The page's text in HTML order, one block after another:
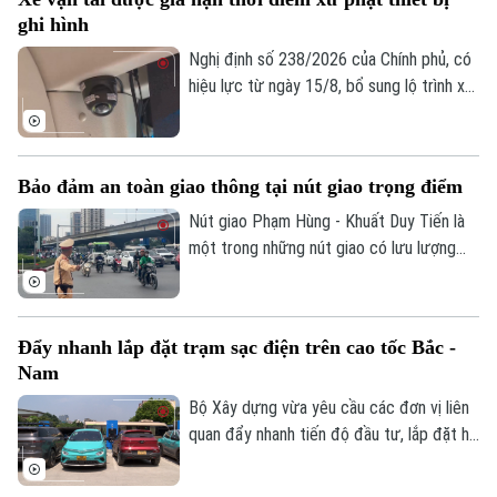
Chuyên mục
Thời sự
Hà Nội
Xã hội
Hà Nội
Nhịp sống Hà Nội
Người Hà Nội
Thế giới
Tin tức
Kinh tế
ngày hoặc 10 ngày.
ghi hình
Nghị định số 238/2026 của Chính phủ, có
hiệu lực từ ngày 15/8, bổ sung lộ trình xử
chủ phương tiện sẽ có thêm thời gian
chuẩn bị trước khi các quy định xử phạt
chính thức được áp dụng.
Bảo đảm an toàn giao thông tại nút giao trọng điểm
Nút giao Phạm Hùng - Khuất Duy Tiến là
một trong những nút giao có lưu lượng
thông tin chi tiết về tình hình và công tác
tại đây.
Đẩy nhanh lắp đặt trạm sạc điện trên cao tốc Bắc -
Nam
Bộ Xây dựng vừa yêu cầu các đơn vị liên
quan đẩy nhanh tiến độ đầu tư, lắp đặt hệ